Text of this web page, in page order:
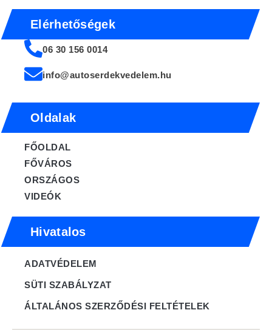
Elérhetőségek
06 30 156 0014
info@autoserdekvedelem.hu
FŐOLDAL
FŐVÁROS
ORSZÁGOS
VIDEÓK
Oldalak
ADATVÉDELEM
SÜTI SZABÁLYZAT
ÁLTALÁNOS SZERZŐDÉSI FELTÉTELEK
Hivatalos